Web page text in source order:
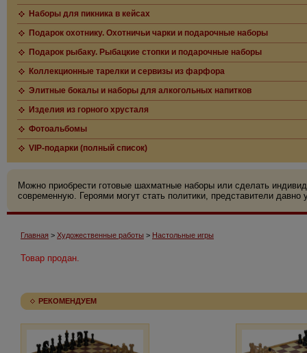
Наборы для пикника в кейсах
Подарок охотнику. Охотничьи чарки и подарочные наборы
Подарок рыбаку. Рыбацкие стопки и подарочные наборы
Коллекционные тарелки и сервизы из фарфора
Элитные бокалы и наборы для алкогольных напитков
Изделия из горного хрусталя
Фотоальбомы
VIP-подарки (полный список)
Можно приобрести готовые шахматные наборы или сделать
современную. Героями могут стать политики, представители
Главная > Художественные работы > Настольные игры
Товар продан.
РЕКОМЕНДУЕМ